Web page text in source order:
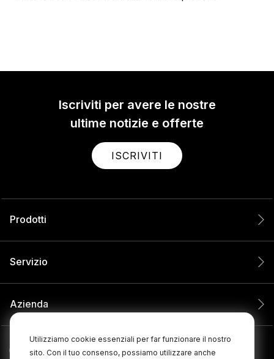
Utilizziamo cookie essenziali per far funzionare il nostro
sito. Con il tuo consenso, possiamo utilizzare anche
Iscriviti per avere le nostre
ultime notizie e offerte
ISCRIVITI
Prodotti
Servizio
Azienda